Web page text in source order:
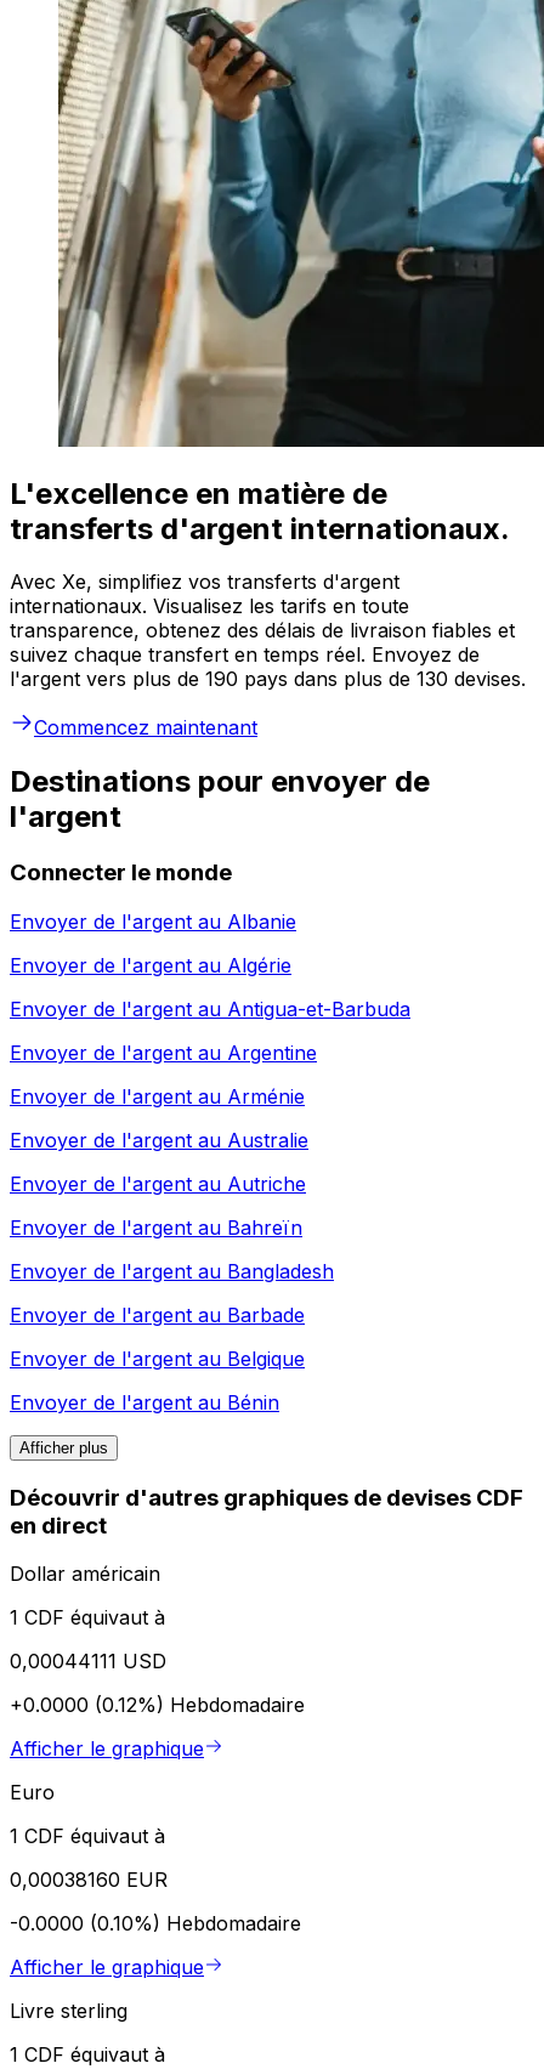
L'excellence en matière de
transferts d'argent internationaux.
Avec Xe, simplifiez vos transferts d'argent
internationaux. Visualisez les tarifs en toute
transparence, obtenez des délais de livraison fiables et
suivez chaque transfert en temps réel. Envoyez de
l'argent vers plus de 190 pays dans plus de 130 devises.
Commencez maintenant
Destinations pour envoyer de
l'argent
Connecter le monde
Envoyer de l'argent au Albanie
Envoyer de l'argent au Algérie
Envoyer de l'argent au Antigua-et-Barbuda
Envoyer de l'argent au Argentine
Envoyer de l'argent au Arménie
Envoyer de l'argent au Australie
Envoyer de l'argent au Autriche
Envoyer de l'argent au Bahreïn
Envoyer de l'argent au Bangladesh
Envoyer de l'argent au Barbade
Envoyer de l'argent au Belgique
Envoyer de l'argent au Bénin
Afficher plus
Découvrir d'autres graphiques de devises CDF
en direct
Dollar américain
1 CDF équivaut à
0,00044111 USD
+0.0000 (0.12%) Hebdomadaire
Afficher le graphique
Euro
1 CDF équivaut à
0,00038160 EUR
-0.0000 (0.10%) Hebdomadaire
Afficher le graphique
Livre sterling
1 CDF équivaut à